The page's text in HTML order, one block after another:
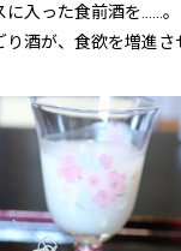
入った食前酒を……。
酒が、食欲を増進さ